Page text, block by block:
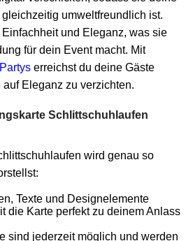
umweltfreundlich ist.
und Eleganz, was sie
für dein Event macht. Mit
erreichst du deine Gäste
Eleganz zu verzichten.
Schlittschuhlaufen
wird genau so
Texte und Designelemente
die Karte perfekt zu deinem Anlass
sind jederzeit möglich und werden